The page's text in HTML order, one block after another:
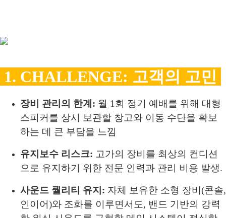
1. CHALLENGE: 고객의 고민
장비 관리의 한계: 월 1회 정기 예배를 위해 대형
스피커를 상시 보관할 창고와 이동 수단을 확보
하는 데 큰 부담을 느낌
유지보수 리스크: 고가의 장비를 최상의 컨디션
으로 유지하기 위한 전문 인력과 관리 비용 발생.
사운드 퀄리티 유지: 자체 보유한 소형 장비(콘솔,
인이어)와 조화를 이루면서도, 밴드 기반의 강력